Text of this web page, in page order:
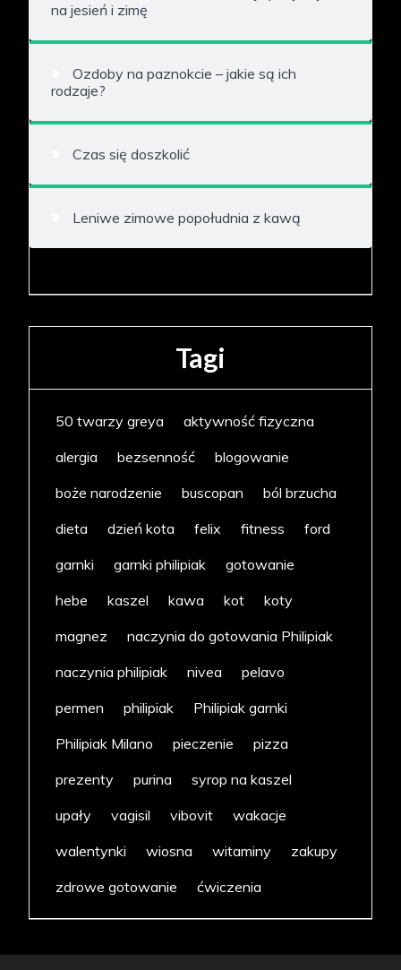
na jesień i zimę
Ozdoby na paznokcie – jakie są ich
rodzaje?
Czas się doszkolić
Leniwe zimowe popołudnia z kawą
Tagi
50 twarzy greya
aktywność fizyczna
alergia
bezsenność
blogowanie
boże narodzenie
buscopan
ból brzucha
dieta
dzień kota felix fitness
ford
garnki
garnki philipiak
gotowanie
hebe
kaszel kawa kot
koty
magnez
naczynia do gotowania Philipiak
naczynia philipiak
nivea
pelavo
permen
philipiak
Philipiak garnki
Philipiak Milano
pieczenie
pizza
prezenty
purina
syrop na kaszel
upały
vagisil vibovit
wakacje
walentynki
wiosna witaminy
zakupy
zdrowe gotowanie
ćwiczenia